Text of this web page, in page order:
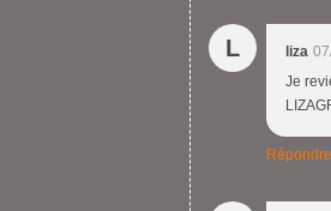
L liza
Je
Répondre